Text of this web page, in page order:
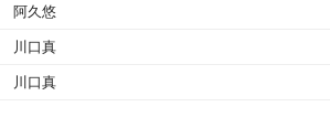
阿久悠
川口真
川口真